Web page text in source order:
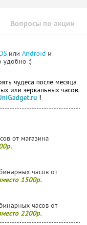
Вопросы по акции
или Android и
удобно :)
чудеса после месяца
или зеркальных часов.
!
от магазина
часов от
1500р.
часов от
2200р.